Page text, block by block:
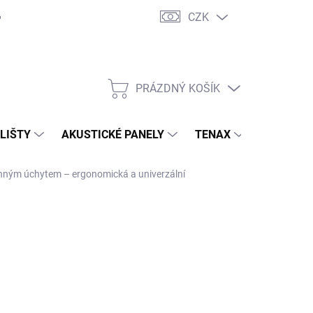
CZK
NÁKUPNÍ
PRÁZDNÝ KOŠÍK
AKUSTICKÉ PANELY TENAX
úchytem – ergonomická a univerzální